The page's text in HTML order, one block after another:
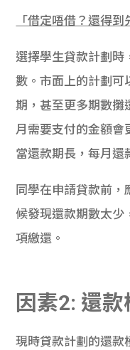
「借定唔借？還得到
選擇學生貸款計劃時
數。市面上的計劃
期，甚至更多期數攤
月需要支付的金額會
當還款期長，每月還
同學在申請貸款前
候發現還款期數太少
項繳還。
因素2: 還款
現時貸款計劃的還款